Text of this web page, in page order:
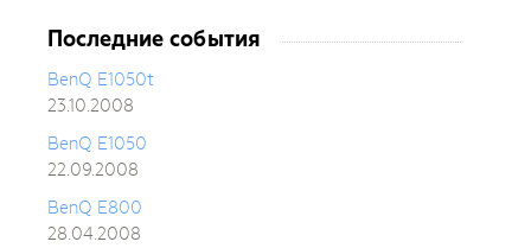
Последние события
BenQ E1050t
23.10.2008
BenQ E1050
22.09.2008
BenQ E800
28.04.2008